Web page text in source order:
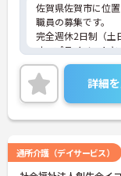
佐賀県佐賀市に位
職員の募集です。
完全週休2日制（土
す。プライベート
です。また、マイ
が完備されており
ご興味のある方に
に詳細をご案内し
い！
詳細
通所介護（デイサービス）